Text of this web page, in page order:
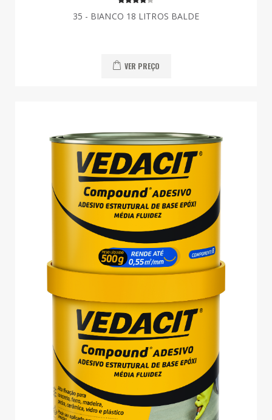
35 - BIANCO 18 LITROS BALDE
VER PREÇO